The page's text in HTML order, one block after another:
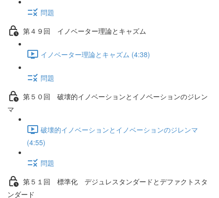
問題
第４９回 イノベーター理論とキャズム
イノベーター理論とキャズム (4:38)
問題
第５０回 破壊的イノベーションとイノベーションのジレン
マ
破壊的イノベーションとイノベーションのジレンマ
(4:55)
問題
第５１回 標準化 デジュレスタンダードとデファクトスタ
ンダード